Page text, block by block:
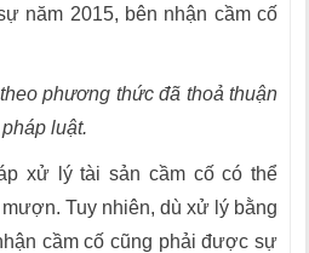
năm 2015, bên nhận cầm cố
phương thức đã thoả thuận
luật.
xử lý tài sản cầm cố có thể
Tuy nhiên, dù xử lý bằng
cầm cố cũng phải được sự